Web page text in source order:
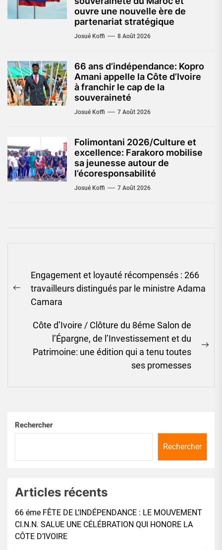
ouvre une nouvelle ère de
partenariat stratégique
Josué Koffi 8 Août 2026
66 ans d’indépendance: Kopro
Amani appelle la Côte d’Ivoire
à franchir le cap de la
souveraineté
Josué Koffi 7 Août 2026
Folimontani 2026/Culture et
excellence: Farakoro mobilise
sa jeunesse autour de
l’écoresponsabilité
Josué Koffi 7 Août 2026
de
l’article
Previous
Engagement et loyauté récompensés : 266
travailleurs distingués par le ministre Adama
Camara
Côte d’Ivoire / Clôture du 8éme Salon de
l’Épargne, de l’Investissement et du
Patrimoine: une édition qui a tenu toutes
ses promesses
Rechercher
Rechercher
Articles récents
66 éme FÊTE DE L’INDÉPENDANCE : LE MOUVEMENT
CI.N.N. SALUE UNE CÉLÉBRATION QUI HONORE LA
CÔTE D’IVOIRE